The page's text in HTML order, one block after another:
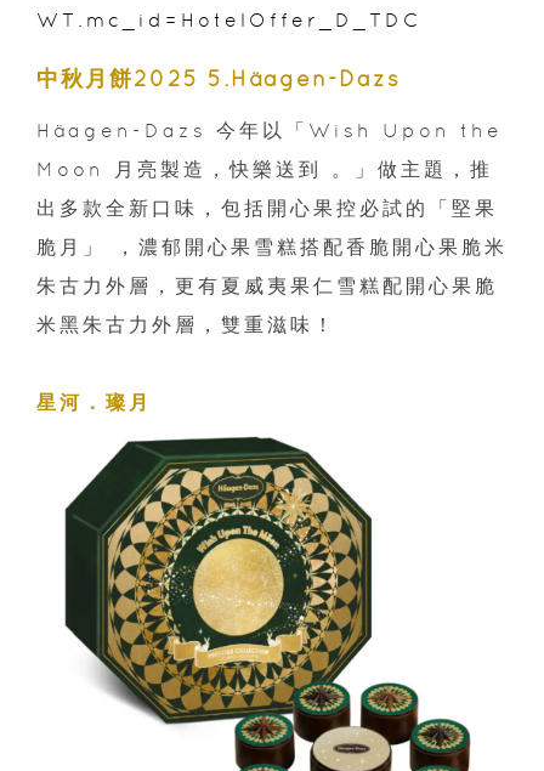
WT.mc_id=HotelOffer_D_TDC
中秋月餅2025 5.Häagen-Dazs
Häagen-Dazs 今年以「Wish Upon the
Moon 月亮製造，快樂送到 。」做主題，推
出多款全新口味，包括開心果控必試的「堅果
脆月」 ，濃郁開心果雪糕搭配香脆開心果脆米
朱古力外層，更有夏威夷果仁雪糕配開心果脆
米黑朱古力外層，雙重滋味！
星河．璨月